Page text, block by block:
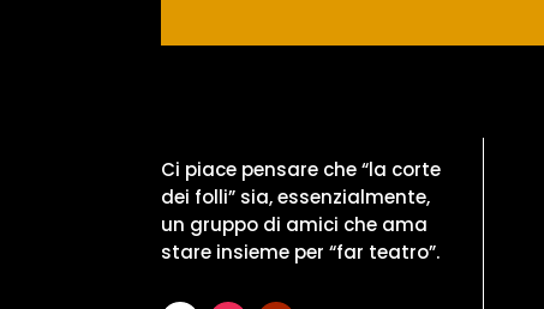
Ci piace pensare che “la corte
dei folli” sia, essenzialmente,
un gruppo di amici che ama
stare insieme per “far teatro”.